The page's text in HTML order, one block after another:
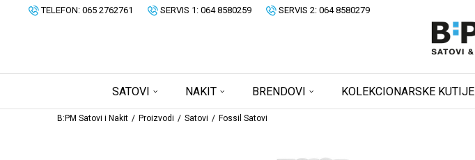
TELEFON: 065 2762761 SERVIS 1: 064 8580259 SERVIS 2: 064 8580279
SATOVI NAKIT BRENDOVI KOLEKCIONARSKE KUTIJE
B:PM Satovi i Nakit Proizvodi Satovi Fossil Satovi